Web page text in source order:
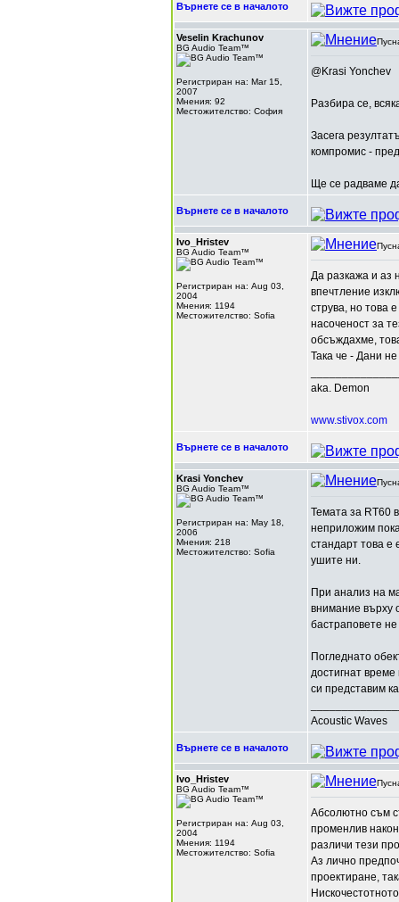
Върнете се в началото
Veselin Krachunov
BG Audio Team™
Регистриран на: Mar 15,
2007
Мнения: 92
Местожителство: София
@Krasi Yonchev
Разбира се,
Засега
компромис -
Ще се радваме
Върнете се в началото
Ivo_Hristev
BG Audio Team™
Регистриран на: Aug 03,
2004
Мнения: 1194
Местожителство: Sofia
Да разкажа и аз
впечтление
струва, но това
насоченост за
обсъждахме,
Така че - Дани
aka. Demon
www.stivox.com
Върнете се в началото
Krasi Yonchev
BG Audio Team™
Регистриран на: May 18,
2006
Мнения: 218
Местожителство: Sofia
Темата за RT60
неприложим
стандарт това е
ушите ни.
При анализ на
внимание върху
бастраповете
Погледнато
достигнат
си представим
Acoustic Waves
Върнете се в началото
Ivo_Hristev
BG Audio Team™
Регистриран на: Aug 03,
2004
Мнения: 1194
Местожителство: Sofia
Абсолютно съм
променлив
различи тези
Аз лично
проектиране,